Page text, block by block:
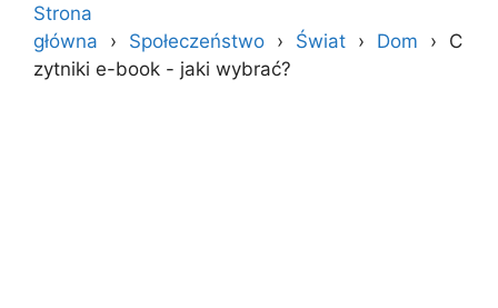
Strona
główna
Społeczeństwo Świat Dom
C
zytniki e-book - jaki wybrać?